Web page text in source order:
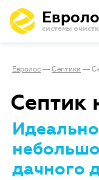
системы
Евролос — Септики —
Септик
дачного